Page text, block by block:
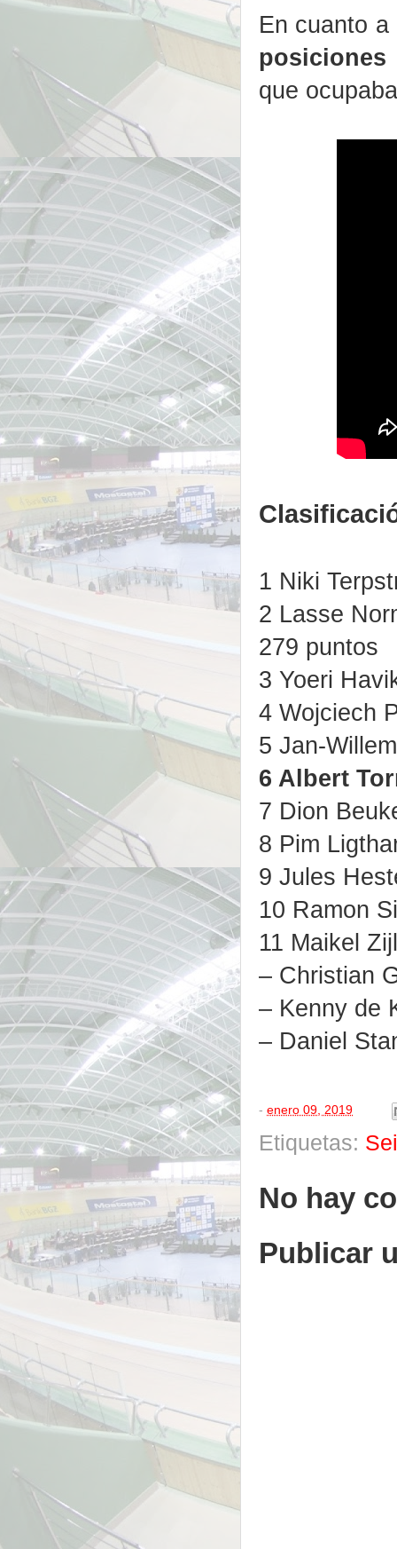
En cuanto
que
1 Niki
2 Lasse
279 puntos
3 Yoeri
4 Wojciech
5 Jan-
6 Albert
7 Dion
8 Pim
9 Jules
10 Ramon
11 Maikel
– Christian
– Kenny de
– Daniel
- enero 09, 2019
Etiquetas:
No hay
Publicar